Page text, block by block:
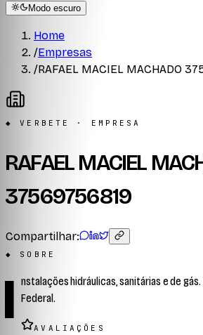
Modo escuro
Home
/Empresas
/RAFAEL MACIEL MACHADO
◆ VERBETE · EMPRESA
RAFAEL MACIEL
37569756819
Compartilhar:
◆ SOBRE
I nstalações hidráulicas, sanitárias e de gás.
Federal.
AVALIAÇÕES